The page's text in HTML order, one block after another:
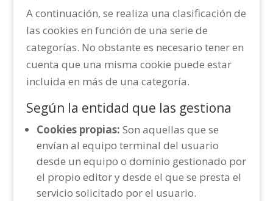
A continuación, se realiza una clasificación de
las cookies en función de una serie de
categorías. No obstante es necesario tener en
cuenta que una misma cookie puede estar
incluida en más de una categoría.
Según la entidad que las gestiona
Cookies propias: Son aquellas que se
envían al equipo terminal del usuario
desde un equipo o dominio gestionado por
el propio editor y desde el que se presta el
servicio solicitado por el usuario.